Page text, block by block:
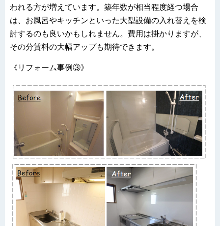
われる方が増えています。築年数が相当程度経つ場合
は、お風呂やキッチンといった大型設備の入れ替えを検
討するのも良いかもしれません。費用は掛かりますが、
その分賃料の大幅アップも期待できます。
《リフォーム事例③》